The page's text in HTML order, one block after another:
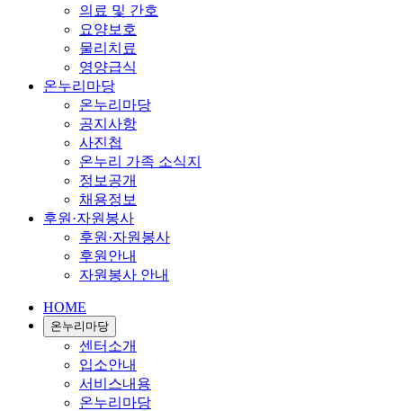
의료 및 간호
요양보호
물리치료
영양급식
온누리마당
온누리마당
공지사항
사진첩
온누리 가족 소식지
정보공개
채용정보
후원·자원봉사
후원·자원봉사
후원안내
자원봉사 안내
HOME
온누리마당
센터소개
입소안내
서비스내용
온누리마당